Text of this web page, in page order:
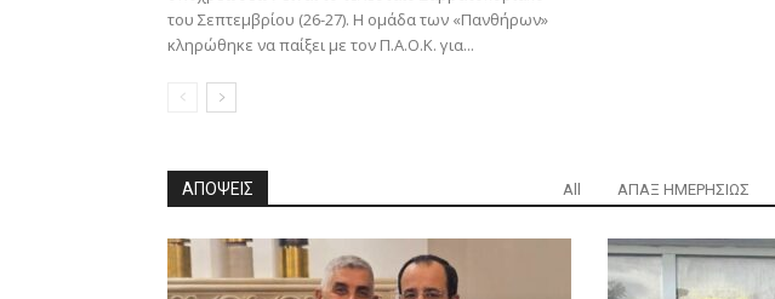
του Σεπτεμβρίου (26-27). Η ομάδα των «Πανθήρων»
κληρώθηκε να παίξει με τον Π.Α.Ο.Κ. για...
ΑΠΟΨΕΙΣ All ΑΠΑΞ ΗΜΕΡΗΣΙΩΣ